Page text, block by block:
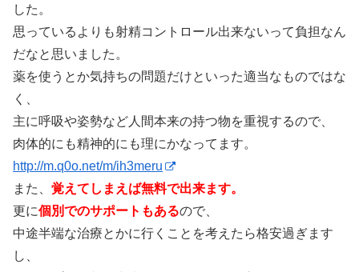
した。
思っているよりも射精コントロール出来ないって負担なん
だなと思いました。
薬を使うとか気持ちの問題だけといった適当なものではな
く、
主に呼吸や姿勢など人間本来の持つ物を重視するので、
肉体的にも精神的にも理にかなってます。
http://m.q0o.net/m/ih3meru
また、 覚えてしまえば無料で出来ます。
更に個別でのサポートもあるので、
中途半端な治療とかに行くことを考えたら格安過ぎます
し、